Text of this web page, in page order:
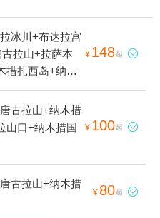
冰川+布达拉宫
拉山+拉萨本
措扎西岛+纳木
山+日托寺+纳
¥ 148起 
古拉山+纳木措
山口+纳木措国
¥ 100起 
古拉山+纳木措
¥ 80起 